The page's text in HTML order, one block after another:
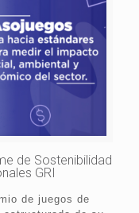
de Sostenibilidad
GRI
de juegos de